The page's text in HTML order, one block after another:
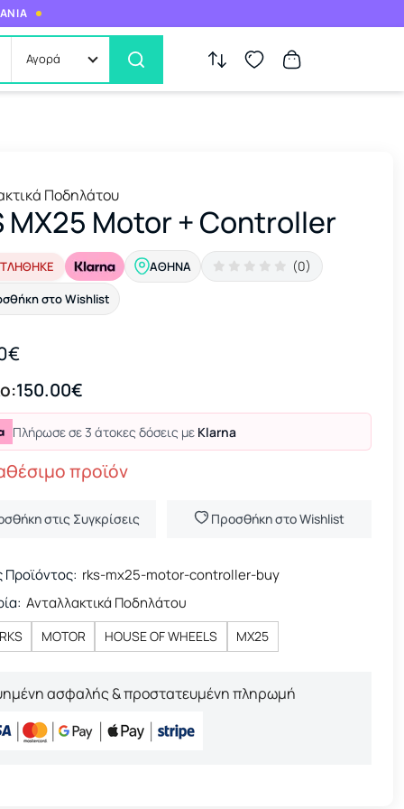
Αγορά
Ποδηλάτου
MX25 Motor + Controller
ΑΘΉΝΑ (0)
στο Wishlist
150.00€
Πλήρωσε σε 3 άτοκες δόσεις με Klarna
προϊόν
στις Συγκρίσεις Προσθήκη στο Wishlist
Προϊόντος: rks-mx25-motor-controller-buy
Ανταλλακτικά Ποδηλάτου
MOTOR HOUSE OF WHEELS MX25
ασφαλής & προστατευμένη πληρωμή